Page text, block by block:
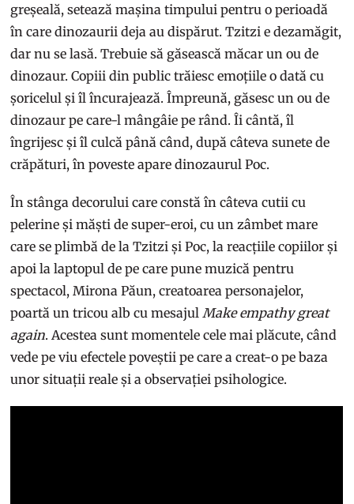
greșeală, setează mașina timpului pentru o perioadă
în care dinozaurii deja au dispărut. Tzitzi e dezamăgit,
dar nu se lasă. Trebuie să găsească măcar un ou de
dinozaur. Copiii din public trăiesc emoțiile o dată cu
șoricelul și îl încurajează. Împreună, găsesc un ou de
dinozaur pe care-l mângâie pe rând. Îi cântă, îl
îngrijesc și îl culcă până când, după câteva sunete de
crăpături, în poveste apare dinozaurul Poc.
În stânga decorului care constă în câteva cutii cu
pelerine și măști de super-eroi, cu un zâmbet mare
care se plimbă de la Tzitzi și Poc, la reacțiile copiilor și
apoi la laptopul de pe care pune muzică pentru
spectacol, Mirona Păun, creatoarea personajelor,
poartă un tricou alb cu mesajul Make empathy great
again. Acestea sunt momentele cele mai plăcute, când
vede pe viu efectele poveștii pe care a creat-o pe baza
unor situații reale și a observației psihologice.